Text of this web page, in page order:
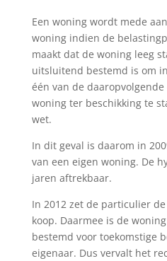
Een woning wordt mede
woning indien de
maakt dat de woning leeg
uitsluitend bestemd is om
één van de
woning ter beschikking te
wet.
In dit geval is daarom in
van een eigen woning. De
jaren aftrekbaar.
In 2012 zet de particulier
koop. Daarmee is de
bestemd voor toekomstige
eigenaar. Dus vervalt het